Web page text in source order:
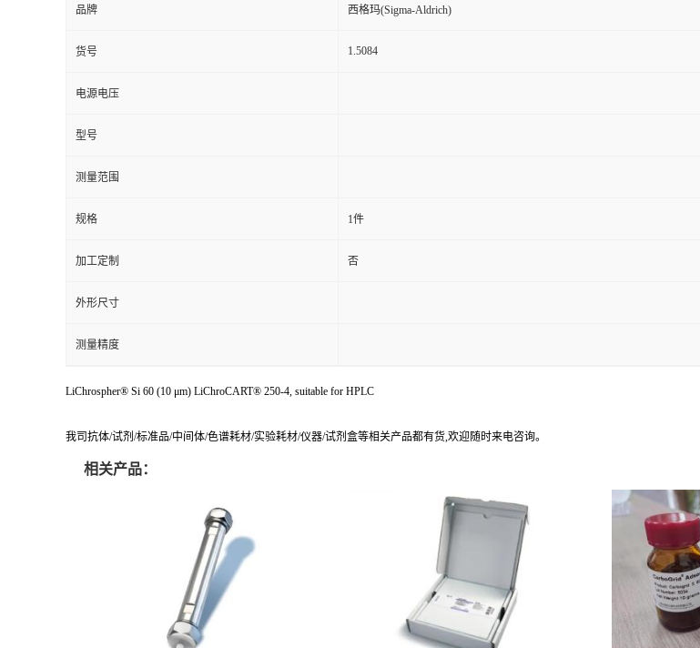
品牌 西格玛(Sigma-Aldrich)
货号 1.5084
电源电压
型号
测量范围
规格 1件
加工定制 否
外形尺寸
测量精度
LiChrospher® Si 60 (10 μm) LiChroCART® 250-4, suitable for HPLC
我司抗体/试剂/标准品/中间体/色谱耗材/实验耗材/仪器/试剂盒等相关产品都有货,欢迎随时来电咨询。
相关产品：